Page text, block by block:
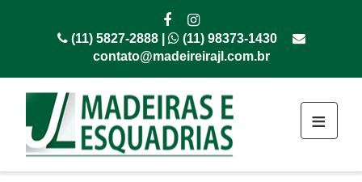
(11) 5827-2888 |
(11) 98373-1430
contato@madeireirajl.com.br
≡